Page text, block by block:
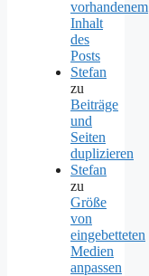
vorhandenem
Inhalt
des
Posts
Stefan
zu
Beiträge
und
Seiten
duplizieren
Stefan
zu
Größe
von
eingebetteten
Medien
anpassen